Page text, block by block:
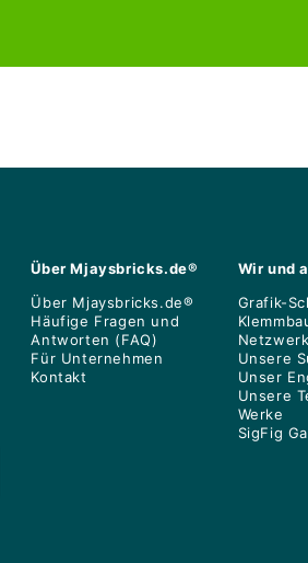
Über Mjaysbricks.de®
Über Mjaysbricks.de®
Häufige Fragen und
Antworten (FAQ)
Für Unternehmen
Kontakt
Wir und
Grafik-
Netzwerk
Unsere
Unser
Unsere
Werke
SigFig